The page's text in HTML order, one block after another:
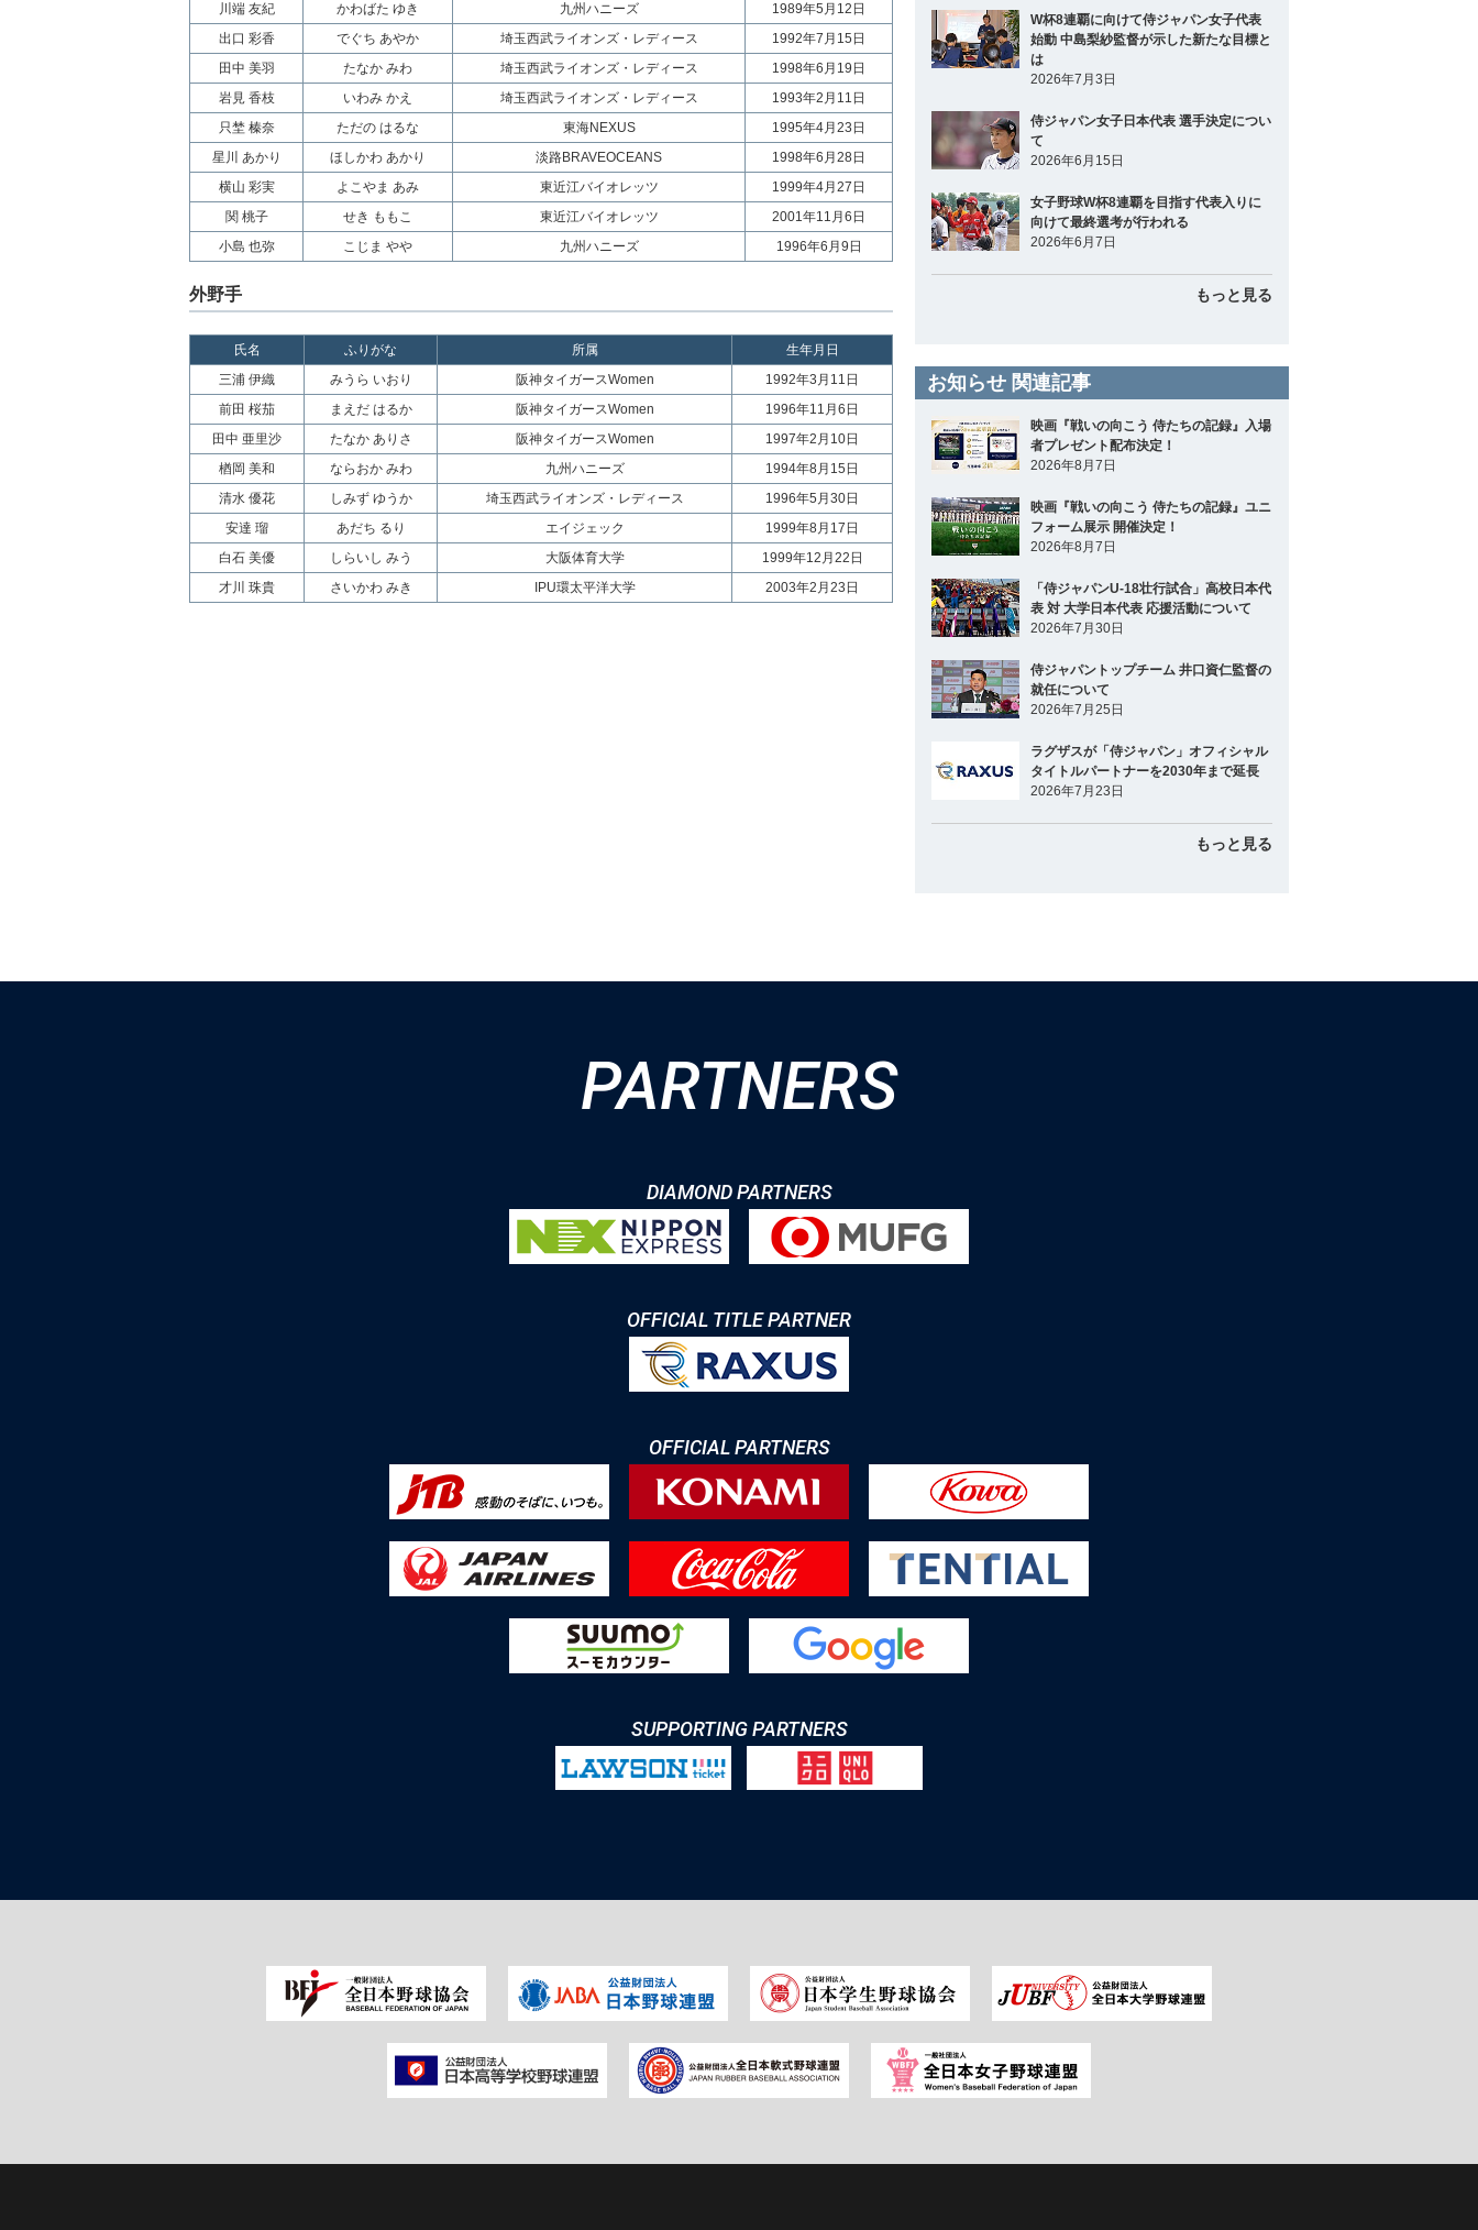
川端 友紀
かわばた ゆき 九州ハニーズ
1989年5月12日
出口 彩香
でぐち あやか 埼玉西武ライオンズ・レディース
1992年7月15日
田中 美羽
たなか みわ 埼玉西武ライオンズ・レディース
1998年6月19日
岩見 香枝
いわみ かえ 埼玉西武ライオンズ・レディース
1993年2月11日
只埜 榛奈
ただの はるな 東海NEXUS
1995年4月23日
星川 あかり
ほしかわ あかり 淡路BRAVEOCEANS
1998年6月28日
横山 彩実
よこやま あみ 東近江バイオレッツ
1999年4月27日
関 桃子
せき ももこ 東近江バイオレッツ
2001年11月6日
小島 也弥
こじま やや 九州ハニーズ 1996年6月9日
外野手
氏名 ふりがな 所属
生年月日
三浦 伊織
みうら いおり 阪神タイガースWomen
1992年3月11日
前田 桜茄
まえだ はるか 阪神タイガースWomen
1996年11月6日
田中 亜里沙
たなか ありさ 阪神タイガースWomen
1997年2月10日
楢岡 美和
ならおか みわ 九州ハニーズ
1994年8月15日
清水 優花
しみず ゆうか 埼玉西武ライオンズ・レディース
1996年5月30日
安達 瑠
あだち るり エイジェック
1999年8月17日
白石 美優
しらいし みう 大阪体育大学
1999年12月22日
才川 珠貴
さいかわ みき IPU環太平洋大学 2003年2月23日
W杯8連覇に向けて侍ジャパン女子代表
始動 中島梨紗監督が示した新たな目標と
は
2026年7月3日
侍ジャパン女子日本代表 選手決定につい
て
2026年6月15日
女子野球W杯8連覇を目指す代表入りに
向けて最終選考が行われる
2026年6月7日
もっと見る
お知らせ 関連記事
映画『戦いの向こう 侍たちの記録』入場
者プレゼント配布決定！
2026年8月7日
映画『戦いの向こう 侍たちの記録』ユニ
フォーム展示 開催決定！
2026年8月7日
「侍ジャパンU-18壮行試合」高校日本代
表 対 大学日本代表 応援活動について
2026年7月30日
侍ジャパントップチーム 井口資仁監督の
就任について
2026年7月25日
ラグザスが「侍ジャパン」オフィシャル
タイトルパートナーを2030年まで延長
2026年7月23日
もっと見る
PARTNERS
DIAMOND PARTNERS
OFFICIAL TITLE PARTNER
OFFICIAL PARTNERS
SUPPORTING PARTNERS